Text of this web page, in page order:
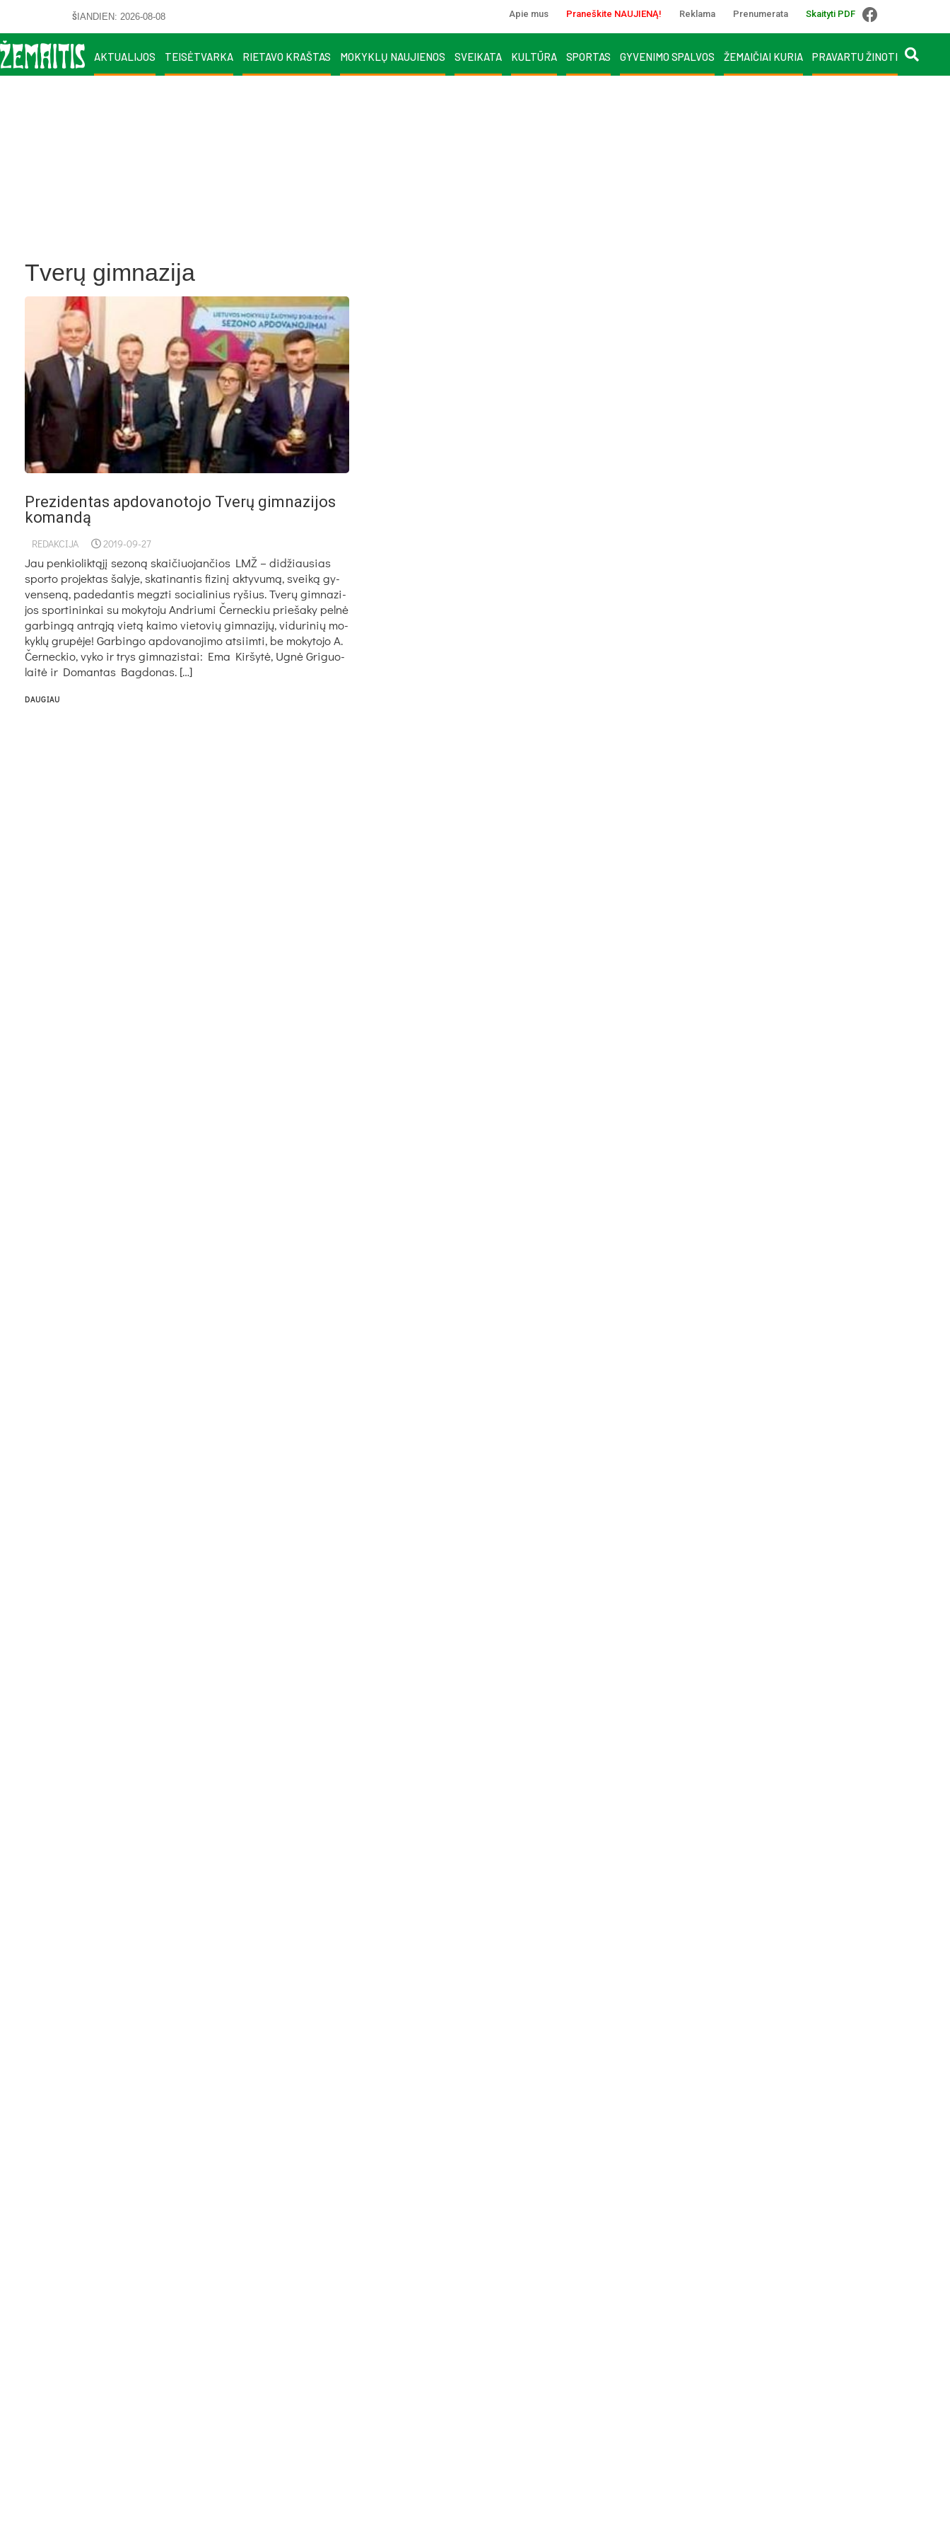
ŠIANDIEN: 2026-08-08 Apie mus Praneškite NAUJIENĄ! Reklama Prenumerata Skaityti PDF
AKTUALIJOS TEISĖTVARKA RIETAVO KRAŠTAS MOKYKLŲ NAUJIENOS SVEIKATA KULTŪRA SPORTAS GYVENIMO SPALVOS ŽEMAIČIAI KURIA PRAVARTU ŽINOTI
Tverų gimnazija
Prezidentas apdovanotojo Tverų gimnazijos
komandą
REDAKCIJA 2019-09-27
Jau pen­kio­lik­tą­jį se­zo­ną skai­čiuo­jan­čios LMŽ – di­džiau­sias
spor­to pro­jek­tas ša­ly­je, ska­ti­nan­tis fi­zi­nį ak­ty­vu­mą, svei­ką gy­
ven­se­ną, pa­de­dan­tis megz­ti so­cia­li­nius ry­šius. Tve­rų gim­na­zi­
jos spor­ti­nin­kai su mo­ky­to­ju And­riu­mi Čer­nec­kiu prie­ša­ky pel­nė
gar­bin­gą ant­rą­ją vie­tą kai­mo vie­to­vių gim­na­zi­jų, vi­du­ri­nių mo­
kyk­lų gru­pė­je! Gar­bin­go ap­do­va­no­ji­mo at­siim­ti, be mo­ky­to­jo A.
Čer­nec­kio, vy­ko ir trys gim­na­zis­tai: Ema Kir­šy­tė, Ug­nė Gri­guo­
lai­tė ir Do­man­tas Bag­do­nas. […]
DAUGIAU